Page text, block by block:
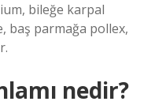
bileğe karpal
baş parmağa pollex,
nedir?